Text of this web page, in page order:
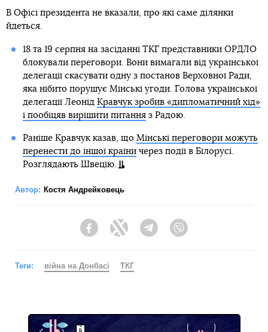
В Офісі президента не вказали, про які саме ділянки
йдеться.
18 та 19 серпня на засіданні ТКГ представники ОРДЛО
блокували переговори. Вони вимагали від української
делегації скасувати одну з постанов Верховної Ради,
яка нібито порушує Мінські угоди. Голова української
делегації Леонід Кравчук зробив «дипломатичний хід»
і пообіцяв вирішити питанняз Радою.
Раніше Кравчук казав, що Мінські переговори можуть
перенести до іншої країничерез події в Білорусі.
Розглядають Швецію.
Автор: Костя Андрейковець
FacebookTwitter Telegram
Теги: війна на Донбасі ТКГ